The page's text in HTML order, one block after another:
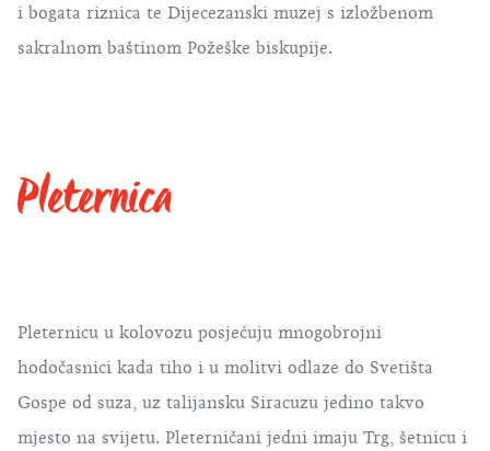
i bogata riznica te Dijecezanski muzej s izložbenom
sakralnom baštinom Požeške biskupije.
Pleternica
Pleternicu u kolovozu posjećuju mnogobrojni
hodočasnici kada tiho i u molitvi odlaze do Svetišta
Gospe od suza, uz talijansku Siracuzu jedino takvo
mjesto na svijetu. Pleterničani jedni imaju Trg, šetnicu i